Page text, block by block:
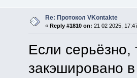
Re: Протокол VKontakte
« Reply #1810 on: 21 02 2025,
Если серьёзно,
закэшировано